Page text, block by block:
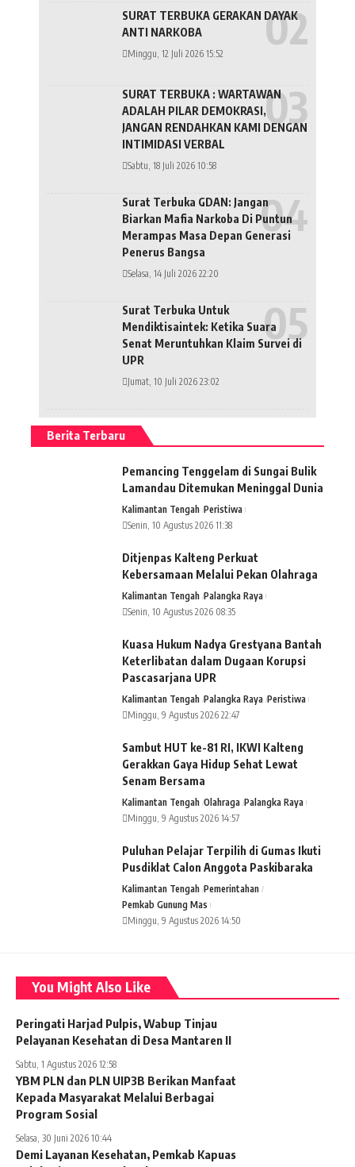
SURAT TERBUKA GERAKAN DAYAK
ANTI NARKOBA
Minggu, 12 Juli 2026 15:52
SURAT TERBUKA : WARTAWAN
ADALAH PILAR DEMOKRASI,
JANGAN RENDAHKAN KAMI DENGAN
INTIMIDASI VERBAL
Sabtu, 18 Juli 2026 10:58
Surat Terbuka GDAN: Jangan
Biarkan Mafia Narkoba Di Puntun
Merampas Masa Depan Generasi
Penerus Bangsa
Selasa, 14 Juli 2026 22:20
Surat Terbuka Untuk
Mendiktisaintek: Ketika Suara
Senat Meruntuhkan Klaim Survei di
UPR
Jumat, 10 Juli 2026 23:02
Berita Terbaru
Pemancing Tenggelam di Sungai Bulik
Lamandau Ditemukan Meninggal Dunia
Kalimantan Tengah Peristiwa
Senin, 10 Agustus 2026 11:38
Ditjenpas Kalteng Perkuat
Kebersamaan Melalui Pekan Olahraga
Kalimantan Tengah Palangka Raya
Senin, 10 Agustus 2026 08:35
Kuasa Hukum Nadya Grestyana Bantah
Keterlibatan dalam Dugaan Korupsi
Pascasarjana UPR
Kalimantan Tengah Palangka Raya Peristiwa
Minggu, 9 Agustus 2026 22:47
Sambut HUT ke-81 RI, IKWI Kalteng
Gerakkan Gaya Hidup Sehat Lewat
Senam Bersama
Kalimantan Tengah Olahraga Palangka Raya
Minggu, 9 Agustus 2026 14:57
Puluhan Pelajar Terpilih di Gumas Ikuti
Pusdiklat Calon Anggota Paskibaraka
Kalimantan Tengah Pemerintahan
Pemkab Gunung Mas
Minggu, 9 Agustus 2026 14:50
You Might Also Like
Peringati Harjad Pulpis, Wabup Tinjau
Pelayanan Kesehatan di Desa Mantaren II
Sabtu, 1 Agustus 2026 12:58
YBM PLN dan PLN UIP3B Berikan Manfaat
Kepada Masyarakat Melalui Berbagai
Program Sosial
Selasa, 30 Juni 2026 10:44
Demi Layanan Kesehatan, Pemkab Kapuas